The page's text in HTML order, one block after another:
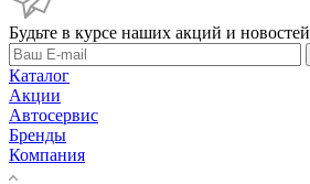
Будьте в курсе наших акций и новостей
Каталог
Акции
Автосервис
Бренды
Компания